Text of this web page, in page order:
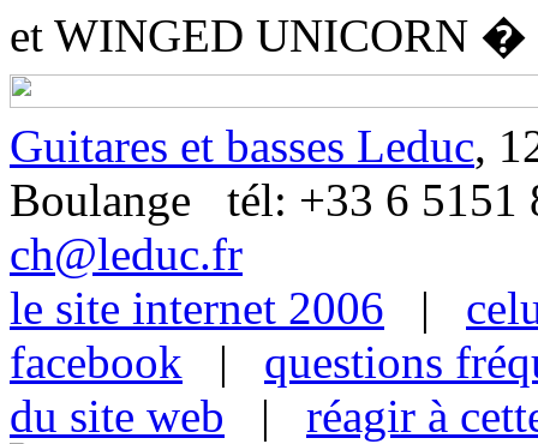
et WINGED UNICORN �
Guitares et basses Leduc,
Boulange tél: +33 6
ch@leduc.fr
le site internet 2006 |
facebook | questions
du site web | réagir à